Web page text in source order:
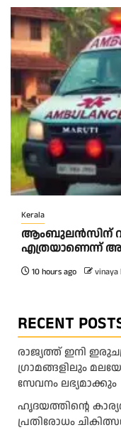
Kerala
ആംബുലന്‍സിന്
എത്രയാണെന്ന്
10 hours ago vinaya
RECENT
രാജ്യത്ത് ഇനി
ഗ്രാമങ്ങളിലും
സേവനം ലഭ്യമാക്കും
ഹൃദയത്തിന്റെ
പ്രതിരോധം